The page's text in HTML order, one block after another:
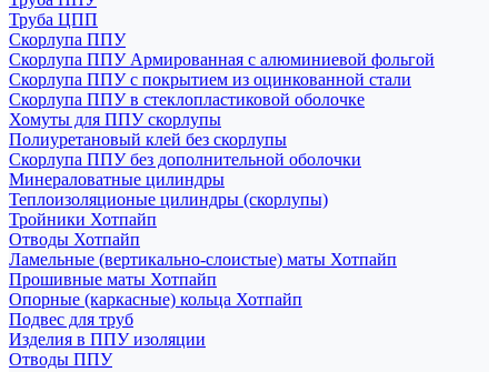
Труба ЦПП
Скорлупа ППУ
Скорлупа ППУ Армированная с алюминиевой фольгой
Скорлупа ППУ с покрытием из оцинкованной стали
Скорлупа ППУ в стеклопластиковой оболочке
Хомуты для ППУ скорлупы
Полиуретановый клей без скорлупы
Скорлупа ППУ без дополнительной оболочки
Минераловатные цилиндры
Теплоизоляционые цилиндры (скорлупы)
Тройники Хотпайп
Отводы Хотпайп
Ламельные (вертикально-слоистые) маты Хотпайп
Прошивные маты Хотпайп
Опорные (каркасные) кольца Хотпайп
Подвес для труб
Изделия в ППУ изоляции
Отводы ППУ